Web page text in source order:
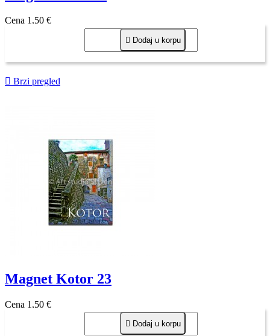
Cena 1,50 €
 Dodaj u korpu
 Brzi pregled
Magnet Kotor 23
Cena 1,50 €
 Dodaj u korpu